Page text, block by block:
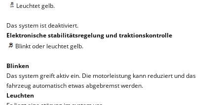
Leuchtet gelb.
Das system ist deaktiviert.
Elektronische stabilitätsregelung und traktionskontrolle
Blinkt oder leuchtet gelb.
Blinken
Das system greift aktiv ein. Die motorleistung kann reduziert und das
fahrzeug automatisch etwas abgebremst werden.
Leuchten